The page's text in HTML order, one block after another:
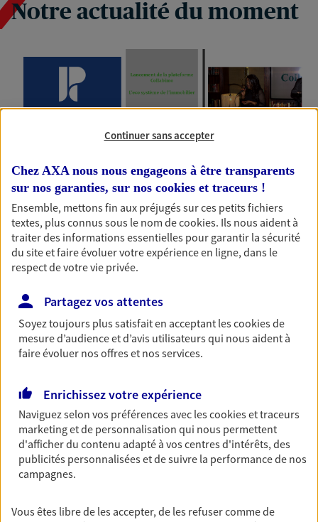
Notre actualité du moment
Collabimo, le premier écosystème de l'immobilier
Mon rôle consiste à protéger financièrement chaque projet
immobilier, à consolider un financement pour faire face à tout
imprévu, à valoriser un patrimoine, et à apporter une dimension de
d’investir en toute confiance
Nos expertises
Vous aider à constituer une
épargne
fructifier votre épargne. Laquelle correspond à vos
Continuer sans accepter
Chez AXA nous nous engageons à être transparents
sur nos garanties, sur nos cookies et traceurs !
Ensemble, mettons fin aux préjugés sur ces petits fichiers
textes, plus connus sous le nom decookies. Ils nous aident à
traiter des informations essentielles pour garantir la sécurité
du site et faire évoluer votre expérience en ligne, dans le
respect de votre vie privée.
Partagez vos attentes
Soyez toujours plus satisfait en acceptant lescookiesde
mesure d’audience et d’avis utilisateurs qui nous aident à
faire évoluer nos offres et nos services.
Enrichissez votre expérience
Naviguez selon vos préférences avec lescookies et traceurs
marketing et de personnalisation qui nous permettent
d'afficher du contenu adapté à vos centres d'intérêts, des
publicités personnalisées et de suivre la performance de nos
campagnes.
Vous êtes libre de les accepter, de les refuser comme de